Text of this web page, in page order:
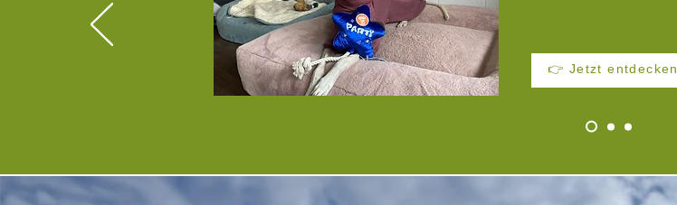
👉 Jetzt entdecken